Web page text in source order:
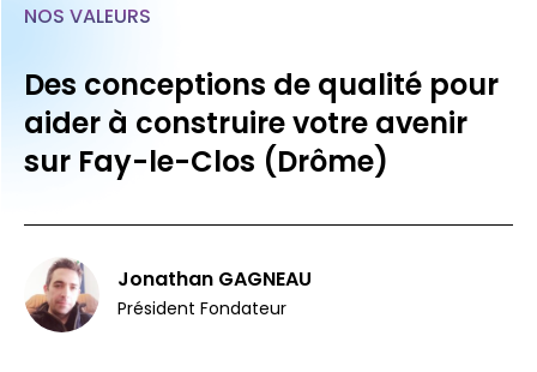
NOS VALEURS
Des conceptions de qualité pour
aider à construire votre avenir
sur Fay-le-Clos (Drôme)
Jonathan GAGNEAU
Président Fondateur